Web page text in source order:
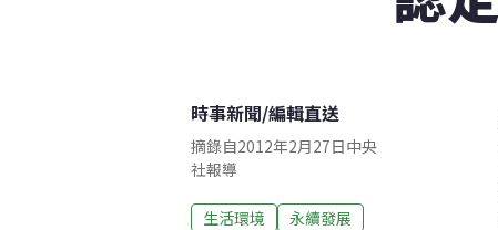
時事新聞/編輯直送
摘錄自2012年2月27日中央
社報導
生活環境
永續發展